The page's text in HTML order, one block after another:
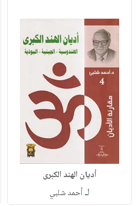
أديان الهند الكبرى
لـأحمد شلبي